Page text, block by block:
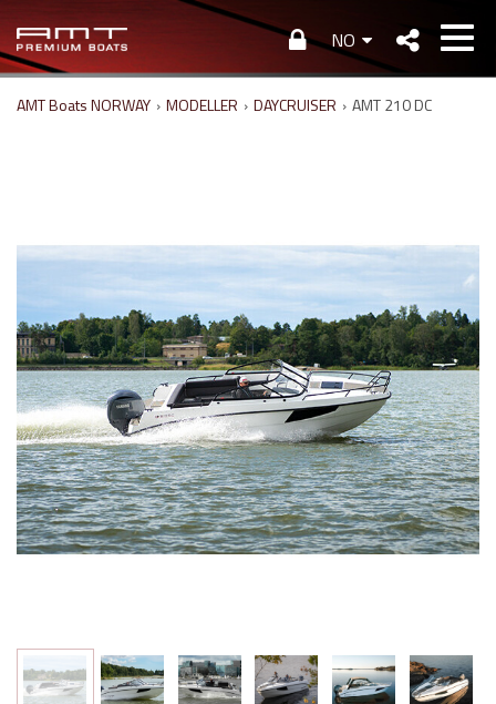
NO
AMT Boats NORWAY › MODELLER › DAYCRUISER › AMT 210 DC